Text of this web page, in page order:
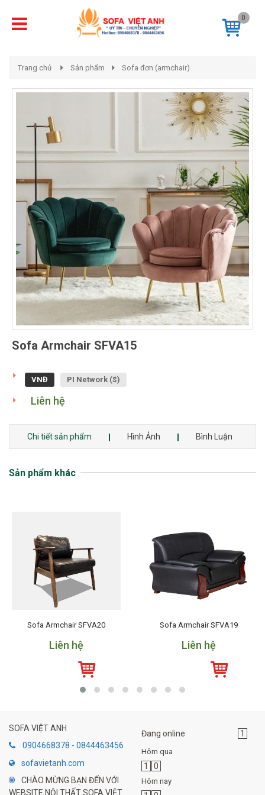
0
Trang chủ Sản phẩm Sofa đơn (armchair)
Sofa Armchair SFVA15
VNĐ PI Network ($)
Liên hệ
Chi tiết sản phẩm Hình Ảnh Bình Luận
Sản phẩm khác
Sofa Armchair SFVA20
Liên hệ
Sofa Armchair SFVA19
Liên hệ
SOFA VIỆT ANH
0904668378 - 0844463456
sofavietanh.com
CHÀO MỪNG BẠN ĐẾN VỚI
WEBSITE NỘI THẤT SOFA VIỆT
Đang online 1
Hôm qua
1 0
Hôm nay